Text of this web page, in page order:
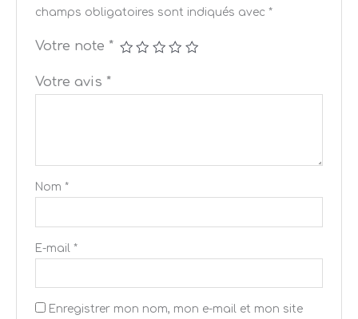
champs obligatoires sont indiqués avec *
Votre note *
Votre avis *
Nom *
E-mail *
Enregistrer mon nom, mon e-mail et mon site